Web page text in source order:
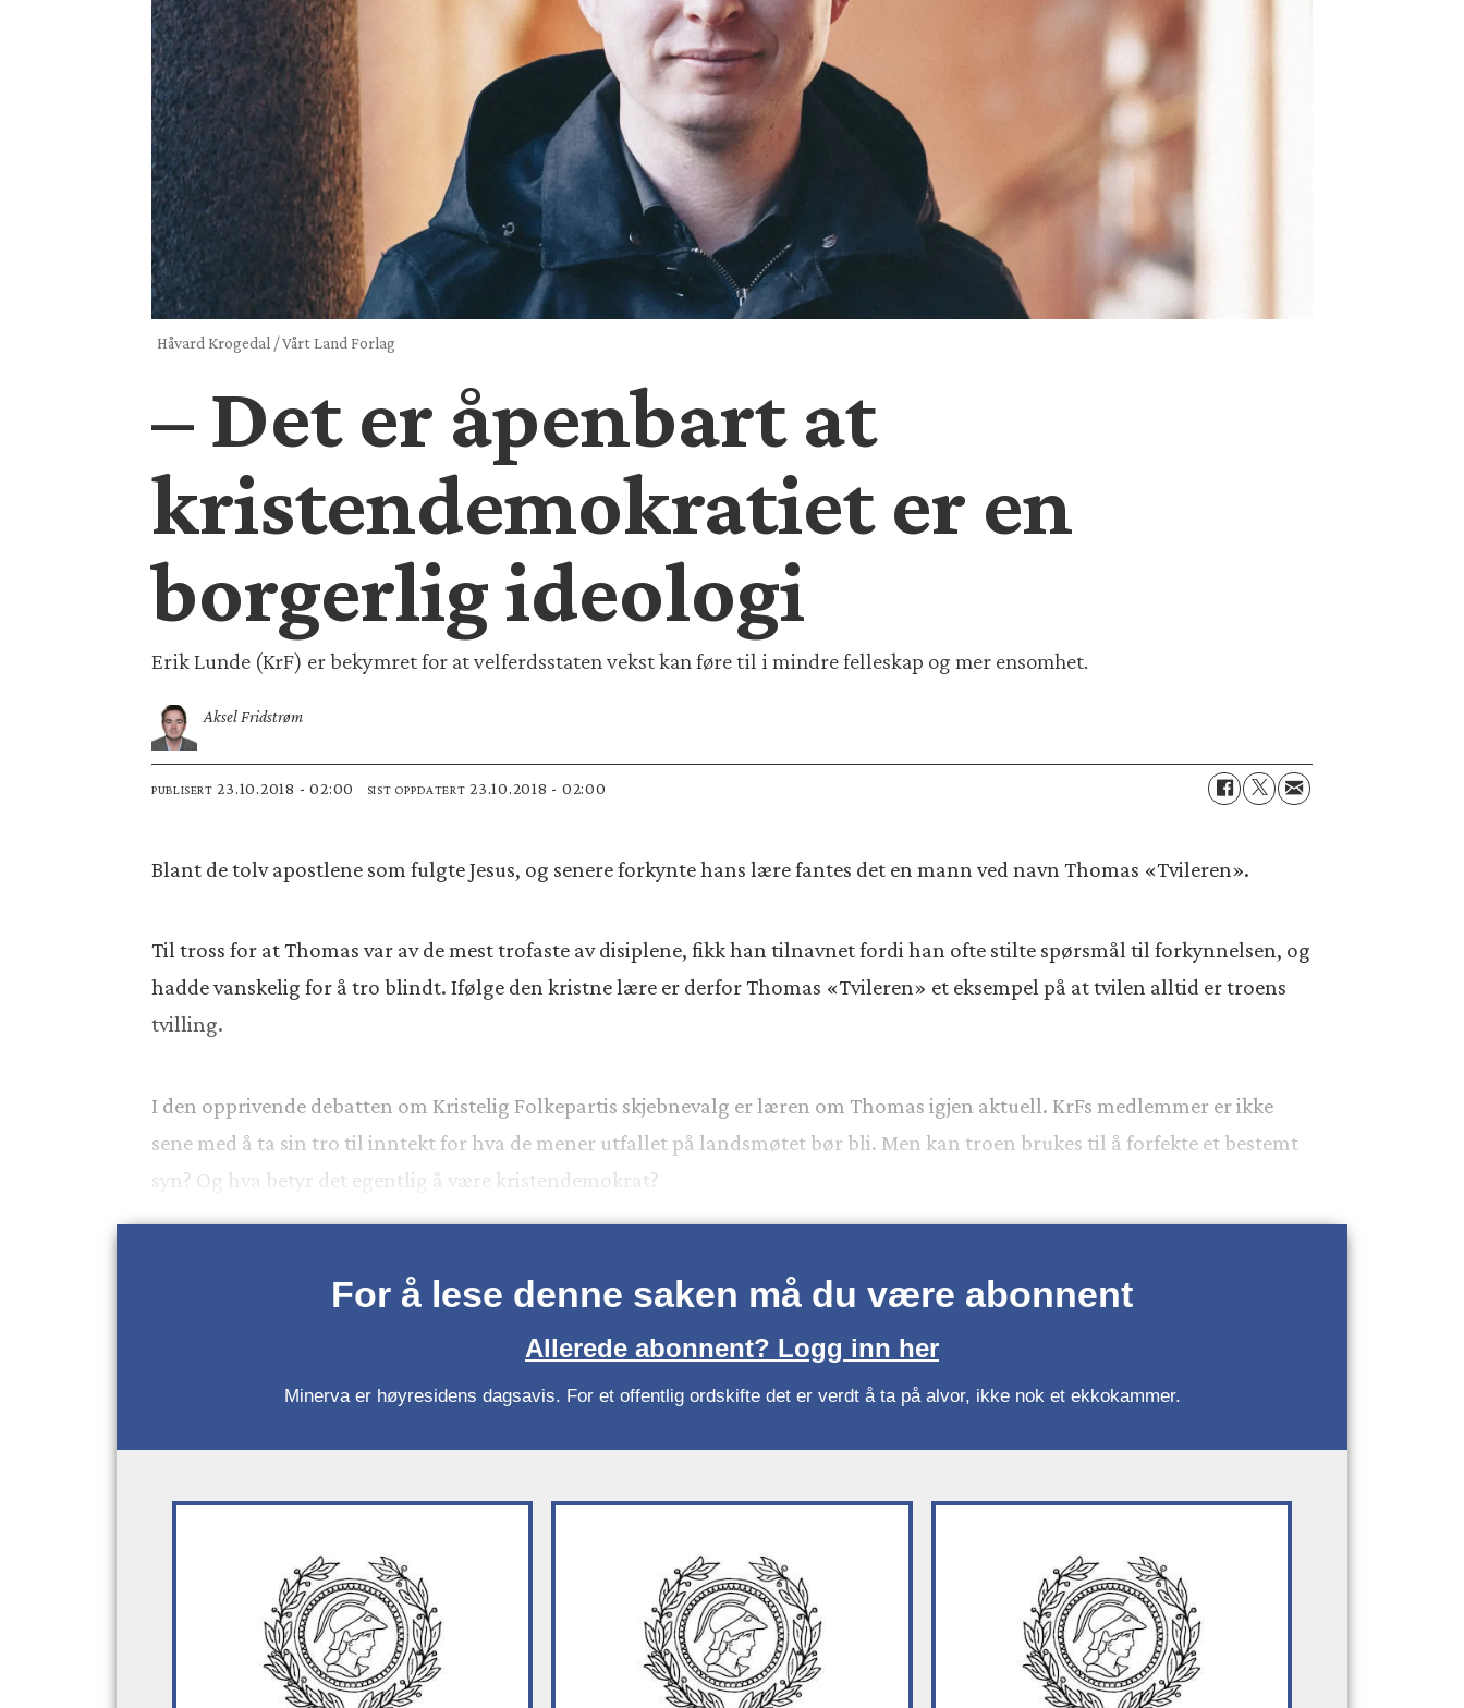
Håvard Krogedal / Vårt Land Forlag
– Det er åpenbart at
kristendemokratiet er en
borgerlig ideologi
Erik Lunde (KrF) er bekymret for at velferdsstaten vekst kan føre til i mindre felleskap og mer ensomhet.
Aksel Fridstrøm
PUBLISERT 23.10.2018 - 02:00 SIST OPPDATERT 23.10.2018 - 02:00
Blant de tolv apostlene som fulgte Jesus, og senere forkynte hans lære fantes det en mann ved navn Thomas «Tvileren».
Til tross for at Thomas var av de mest trofaste av disiplene, fikk han tilnavnet fordi han ofte stilte spørsmål til forkynnelsen, og
hadde vanskelig for å tro blindt. Ifølge den kristne lære er derfor Thomas «Tvileren» et eksempel på at tvilen alltid er troens
tvilling.
I den opprivende debatten om Kristelig Folkepartis skjebnevalg er læren om Thomas igjen aktuell. KrFs medlemmer er ikke
sene med å ta sin tro til inntekt for hva de mener utfallet på landsmøtet bør bli. Men kan troen brukes til å forfekte et bestemt
syn? Og hva betyr det egentlig å være kristendemokrat?
For å lese denne saken må du være abonnent
Allerede abonnent? Logg inn her
Minerva er høyresidens dagsavis. For et offentlig ordskifte det er verdt å ta på alvor, ikke nok et ekkokammer.